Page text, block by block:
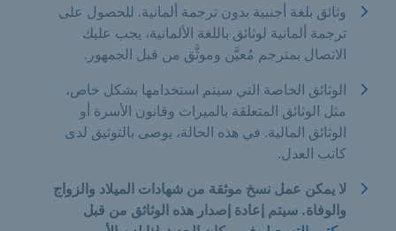
وثائق بلغة أجنبية بدون ترجمة ألمانية. للحصول على
ترجمة ألمانية لوثائق باللغة الألمانية، يجب عليك
الاتصال بمترجم مُعيَّن وموثَّق من قبل الجمهور.
الوثائق الخاصة التي سيتم استخدامها بشكل خاص،
مثل الوثائق المتعلقة بالميراث وقانون الأسرة أو
الوثائق المالية. في هذه الحالة، يوصى بالتوثيق لدى
كاتب العدل.
لا يمكن عمل نسخ موثقة من شهادات الميلاد والزواج
والوفاة. سيتم إعادة إصدار هذه الوثائق من قبل